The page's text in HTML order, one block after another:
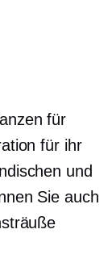
für
für ihr
und
Sie auch